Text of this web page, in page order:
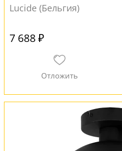
Lucide (Бельгия)
7 688 ₽